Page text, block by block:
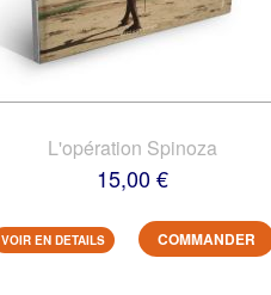
L'opération Spinoza
15,00 €
VOIR EN DETAILS COMMANDER